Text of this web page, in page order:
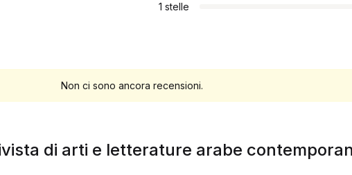
1 stelle
Non ci sono ancora recensioni.
di arti e letterature arabe